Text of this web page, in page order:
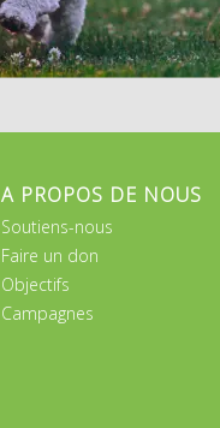
A PROPOS DE NOUS
Soutiens-nous
Faire un don
Objectifs
Campagnes